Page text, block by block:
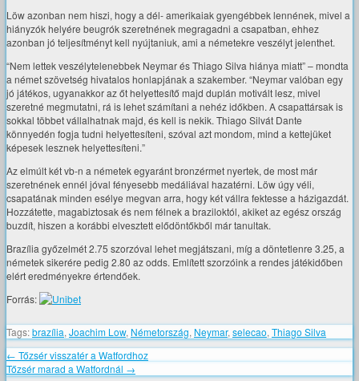
Löw azonban nem hiszi, hogy a dél- amerikaiak gyengébbek lennének, mivel a
hiányzók helyére beugrók szeretnének megragadni a csapatban, ehhez
azonban jó teljesítményt kell nyújtaniuk, ami a németekre veszélyt jelenthet.
“Nem lettek veszélytelenebbek Neymar és Thiago Silva hiánya miatt” – mondta
a német szövetség hivatalos honlapjának a szakember. “Neymar valóban egy
jó játékos, ugyanakkor az őt helyettesítő majd duplán motivált lesz, mivel
szeretné megmutatni, rá is lehet számítani a nehéz időkben. A csapattársak is
sokkal többet vállalhatnak majd, és kell is nekik. Thiago Silvát Dante
könnyedén fogja tudni helyettesíteni, szóval azt mondom, mind a kettejüket
képesek lesznek helyettesíteni.”
Az elmúlt két vb-n a németek egyaránt bronzérmet nyertek, de most már
szeretnének ennél jóval fényesebb medáliával hazatérni. Löw úgy véli,
csapatának minden esélye megvan arra, hogy két vállra fektesse a házigazdát.
Hozzátette, magabiztosak és nem félnek a braziloktól, akiket az egész ország
buzdít, hiszen a korábbi elvesztett elődöntőkből már tanultak.
Brazília győzelmét 2.75 szorzóval lehet megjátszani, míg a döntetlenre 3.25, a
németek sikerére pedig 2.80 az odds. Említett szorzóink a rendes játékidőben
elért eredményekre értendőek.
Forrás:
Tags:brazília, Joachim Low, Németország, Neymar, selecao, Thiago Silva
← Tőzsér visszatér a Watfordhoz
Tőzsér marad a Watfordnál →